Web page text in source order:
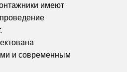
имеют
и современным